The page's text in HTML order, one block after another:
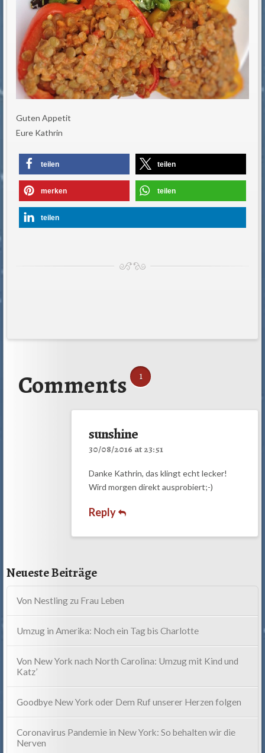
Guten Appetit
Eure Kathrin
teilen teilen
merken teilen
teilen
Comments 1
sunshine
30/08/2016 at 23:51
Danke Kathrin, das klingt echt lecker!
Wird morgen direkt ausprobiert;-)
Reply
Neueste Beiträge
Von Nestling zu Frau Leben
Umzug in Amerika: Noch ein Tag bis Charlotte
Von New York nach North Carolina: Umzug mit Kind und
Katz’
Goodbye New York oder Dem Ruf unserer Herzen folgen
Coronavirus Pandemie in New York: So behalten wir die
Nerven